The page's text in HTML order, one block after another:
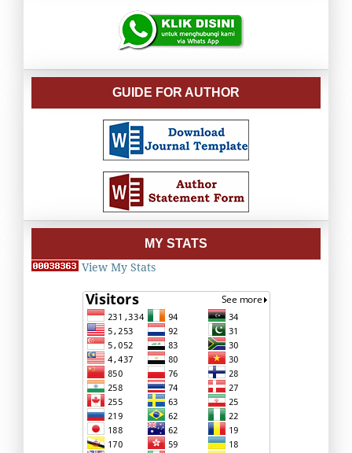
GUIDE FOR AUTHOR
MY STATS
View My Stats